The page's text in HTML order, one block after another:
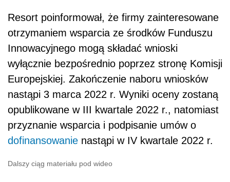
Resort poinformował, że firmy zainteresowane
otrzymaniem wsparcia ze środków Funduszu
Innowacyjnego mogą składać wnioski
wyłącznie bezpośrednio poprzez stronę Komisji
Europejskiej. Zakończenie naboru wniosków
nastąpi 3 marca 2022 r. Wyniki oceny zostaną
opublikowane w III kwartale 2022 r., natomiast
przyznanie wsparcia i podpisanie umów o
dofinansowanie nastąpi w IV kwartale 2022 r.
Dalszy ciąg materiału pod wideo